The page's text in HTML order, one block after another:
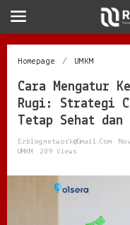
Homepage / UMKM
r
a
e
n
t
Cara Mengatur
Rugi: Strategi
Tetap Sehat
Ezblognetwork@gmail.com
UMKM
209 Views